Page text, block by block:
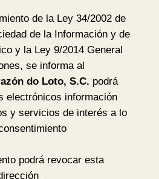
de la Ley 34/2002 de
de la Información y de
y la Ley 9/2014 General
se informa al
do Loto, S.C. podrá
electrónicos información
y servicios de interés a lo
podrá revocar esta